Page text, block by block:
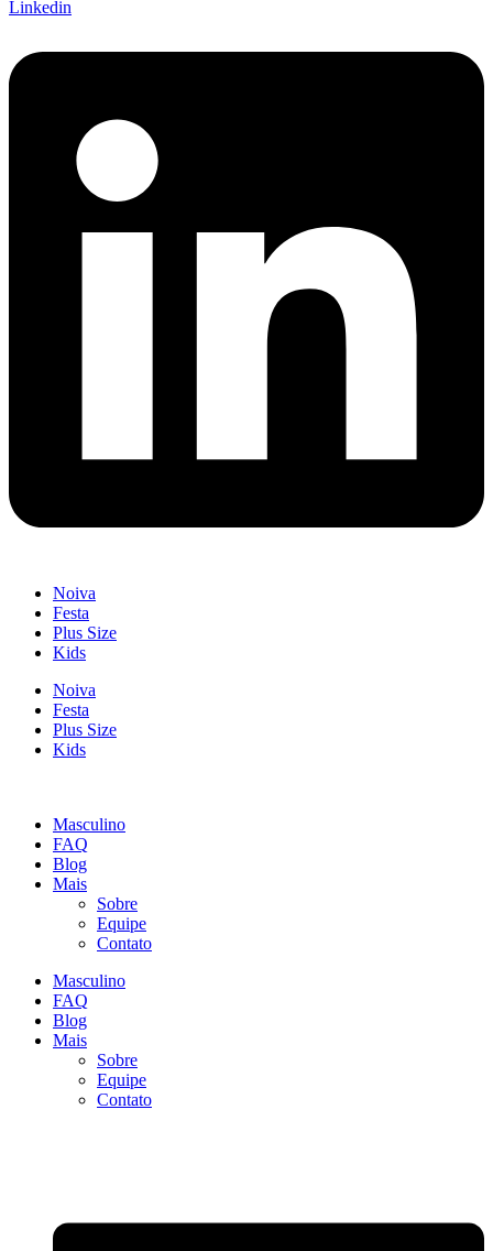
Linkedin
Noiva
Festa
Plus Size
Kids
Noiva
Festa
Plus Size
Kids
Masculino
FAQ
Blog
Mais
Sobre
Equipe
Contato
Masculino
FAQ
Blog
Mais
Sobre
Equipe
Contato